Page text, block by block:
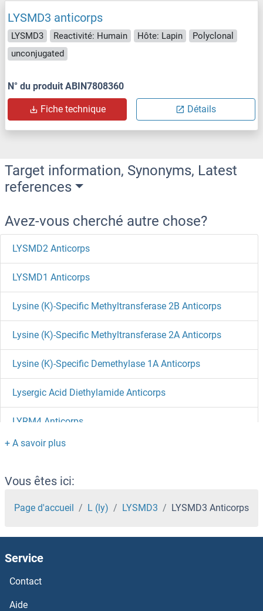
LYSMD3 anticorps
LYSMD3 Reactivité: Humain Hôte: Lapin
Polyclonal
unconjugated
N° du produit ABIN7808360
Fiche technique Détails
Target information, Synonyms, Latest
references
Avez-vous cherché autre chose?
LYSMD2 Anticorps
LYSMD1 Anticorps
Lysine (K)-Specific Methyltransferase 2B Anticorps
Lysine (K)-Specific Methyltransferase 2A Anticorps
Lysine (K)-Specific Demethylase 1A Anticorps
Lysergic Acid Diethylamide Anticorps
LYRM4 Anticorps
LYRM2 Anticorps
LYRM1 Anticorps
LYR Motif Containing 5 Anticorps
LYPLAL1 Anticorps
LYPLA2 Anticorps
Vous êtes ici:
Page d'accueil L (ly) LYSMD3 LYSMD3 Anticorps
Service
Contact
Aide